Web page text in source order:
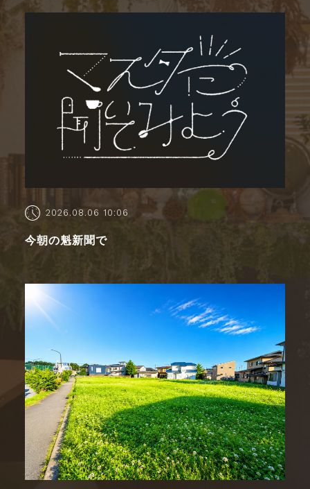
2026.08.06 10:06
今朝の魁新聞で